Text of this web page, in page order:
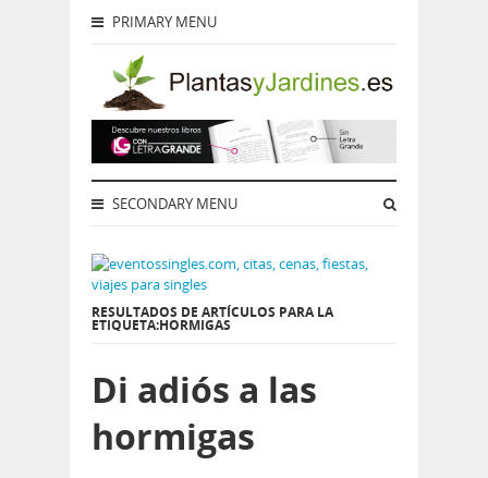
PRIMARY MENU
SECONDARY MENU
RESULTADOS DE ARTÍCULOS PARA LA
ETIQUETA:HORMIGAS
Di adiós a las
hormigas